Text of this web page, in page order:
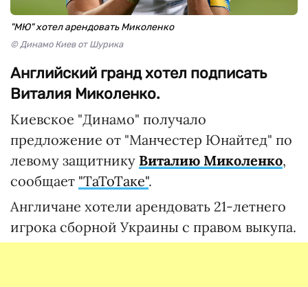
"МЮ" хотел арендовать Миколенко
© Динамо Киев от Шурика
Английский гранд хотел подписать
Виталия Миколенко.
Киевское "Динамо" получало
предложение от "Манчестер Юнайтед" по
левому защитнику Виталию Миколенко,
сообщает "ТаТоТаке".
Англичане хотели арендовать 21-летнего
игрока сборной Украины с правом выкупа.